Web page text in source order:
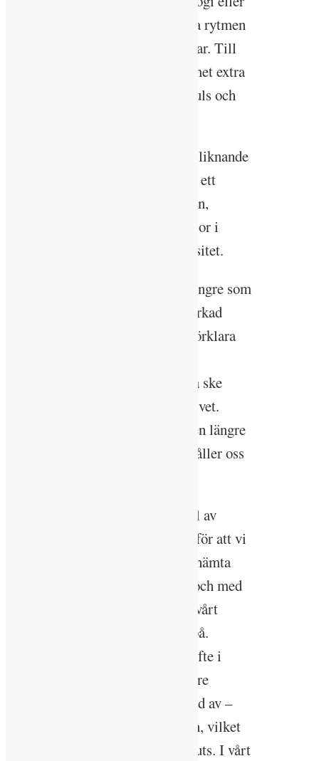
medicin påvisade. Den cirkadiska rytmen
påverkar vitala delar i våra kroppar. Till
exempel är delar av immunsystemet extra
aktivt sent under natten medan puls och
De allra flesta har en någorlunda liknande
rytm, även om vi skiljer oss åt på ett
individuellt plan i vissa avseenden,
berättar Thorbjörn Laike, professor i
miljöpsykologi vid Lunds universitet.
– Det finns personer med såväl längre som
kortare cirkad. Med en kortare cirkad
vaknar man tidigare, vilket kan förklara
morgonmänniskor. Det kan också ske
förändringar under olika faser i livet.
Under tonåren tycks de flesta få en längre
cirkad till exempel som istället håller oss
Dygnsrytmen styrs till en stor del av
dagsljuset. Systemet är anpassat för att vi
ska vara aktiva på dagen och återhämta
oss på natten när det är mörkt. I och med
det elektriska ljusets inträde har vårt
cirkadiska system börjat ruckas på.
Glödlampan innebar ett rejält skifte i
aktivitetsnivå under dygnets senare
timmar. Tack vare – eller på grund av –
den kan vi stanna uppe på kvällen, vilket
också gör att insomningen förskjuts. I vårt